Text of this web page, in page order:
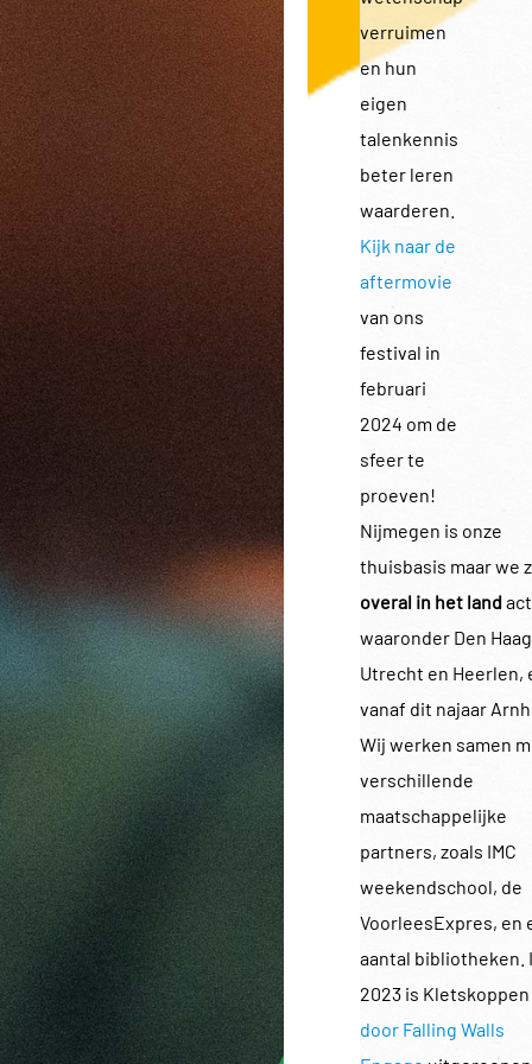
verruimen
en hun
eigen
talenkennis
beter leren
waarderen.
Kijk naar de
aftermovie
van ons
festival in
februari
2024 om de
sfeer te
proeven!
Nijmegen is onze
thuisbasis maar we
overal in het land
waaronder Den
Utrecht en Heerlen,
vanaf dit najaar
Wij werken samen
verschillende
maatschappelijke
partners, zoals IMC
weekendschool, de
VoorleesExpres, en
aantal bibliotheken.
2023 is Kletskoppen
door Falling Walls